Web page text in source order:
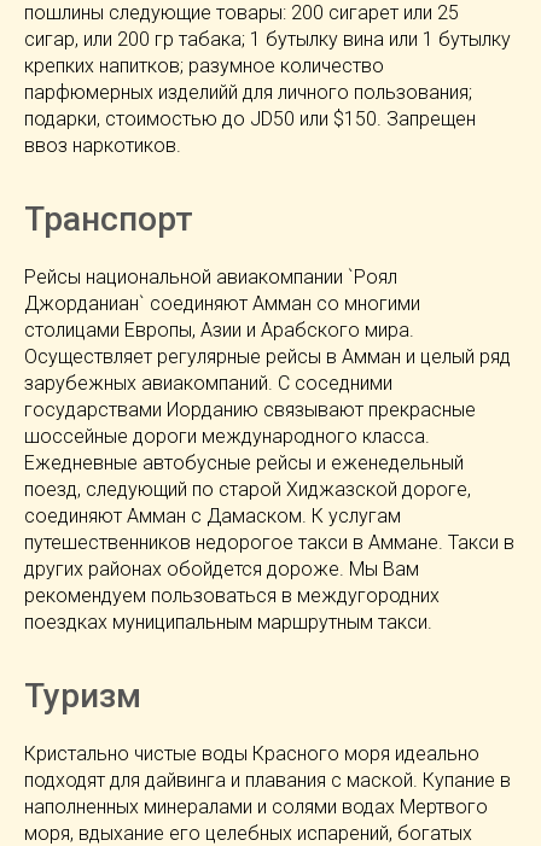
пошлины следующие товары: 200 сигарет или 25
сигар, или 200 гр табака; 1 бутылку вина или 1 бутылку
крепких напитков; разумное количество
парфюмерных изделийй для личного пользования;
подарки, стоимостью до JD50 или $150. Запрещен
ввоз наркотиков.
Транспорт
Рейсы национальной авиакомпании `Роял
Джорданиан` соединяют Амман со многими
столицами Европы, Азии и Арабского мира.
Осуществляет регулярные рейсы в Амман и целый ряд
зарубежных авиакомпаний. С соседними
государствами Иорданию связывают прекрасные
шоссейные дороги международного класса.
Ежедневные автобусные рейсы и еженедельный
поезд, следующий по старой Хиджазской дороге,
соединяют Амман с Дамаском. К услугам
путешественников недорогое такси в Аммане. Такси в
других районах обойдется дороже. Мы Вам
рекомендуем пользоваться в междугородних
поездках муниципальным маршрутным такси.
Туризм
Кристально чистые воды Красного моря идеально
подходят для дайвинга и плавания с маской. Купание в
наполненных минералами и солями водах Мертвого
моря, вдыхание его целебных испарений, богатых